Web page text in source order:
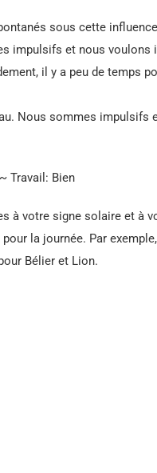
sous cette
impulsifs et nous voulons
il y a peu de temps
Nous sommes impulsifs
Travail: Bien
à votre signe solaire et à
la journée. Par
Bélier et Lion.